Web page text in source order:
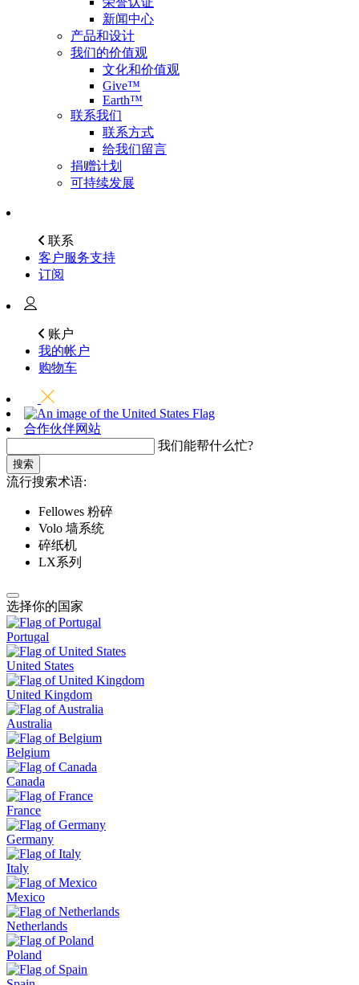
新闻中心
产品和设计
我们的价值观
文化和价值观
Give™
Earth™
联系我们
联系方式
给我们留言
捐赠计划
可持续发展
联系
客户服务支持
订阅
账户
我的帐户
购物车
合作伙伴网站
我们能帮什么忙?
搜索
流行搜索术语:
Fellowes 粉碎
Volo 墙系统
碎纸机
LX系列
选择你的国家
Portugal
United States
United Kingdom
Australia
Belgium
Canada
France
Germany
Italy
Mexico
Netherlands
Poland